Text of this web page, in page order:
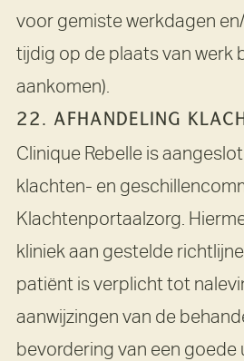
voor gemiste werkdagen
tijdig op de plaats van werk
aankomen).
22. AFHANDELING
Clinique Rebelle is
klachten- en
Klachtenportaalzorg.
kliniek aan gestelde
patiënt is verplicht tot
aanwijzingen van de
bevordering van een goede